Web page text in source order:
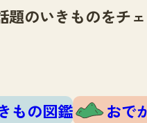
のいきものをチ
もの図鑑 おで